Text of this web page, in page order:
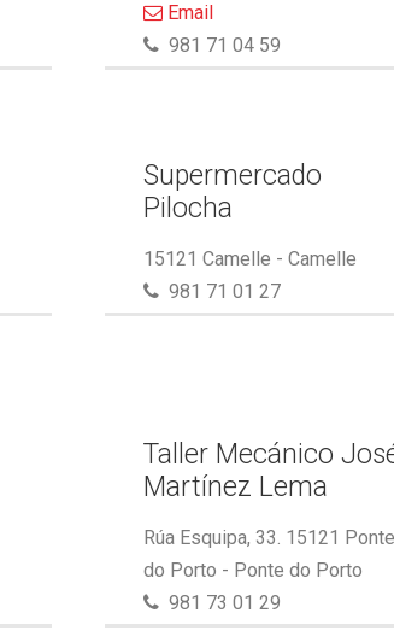
Email
981 71 04 59
Supermercado
Pilocha
15121 Camelle - Camelle
981 71 01 27
Taller Mecánico
Martínez Lema
Rúa Esquipa, 33. 15121 Ponte
do Porto - Ponte do Porto
981 73 01 29